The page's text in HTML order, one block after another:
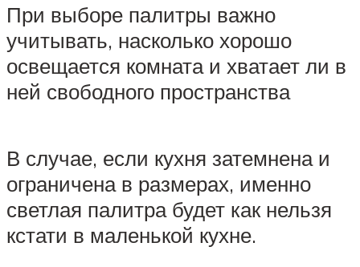
При выборе палитры важно
учитывать, насколько хорошо
освещается комната и хватает ли в
ней свободного пространства
В случае, если кухня затемнена и
ограничена в размерах, именно
светлая палитра будет как нельзя
кстати в маленькой кухне.